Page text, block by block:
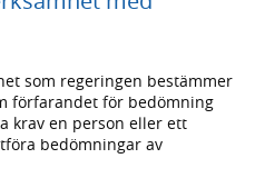
som regeringen bestämmer
förfarandet för bedömning
krav en person eller ett
bedömningar av